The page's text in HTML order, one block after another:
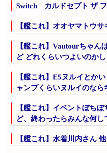
Switch カルドセプト ザ
【艦これ】オオヤマトウサ
【艦これ】Vautourちゃん
ど どれくらいつよいのかし
【艦これ】E5ヌルイとか
ャンプくらいヌルイのなら
【艦これ】イベントぼち
ど、終わったらみんな何し
【艦これ】水着川内さん 他